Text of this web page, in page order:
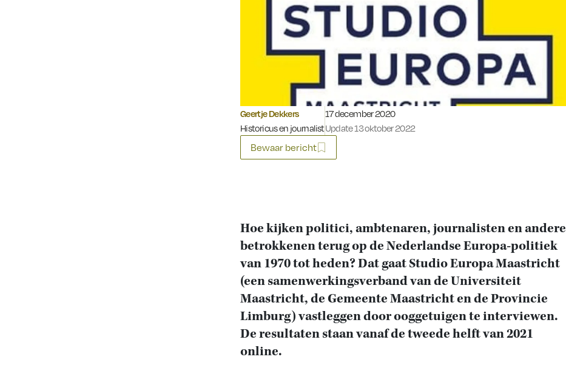
Geertje Dekkers
Historicus en journalist
Gepubliceerd op:
17 december 2020
Update 13 oktober 2022
Bewaar bericht
Hoe kijken politici, ambtenaren, journalisten en andere
betrokkenen terug op de Nederlandse Europa-politiek
van 1970 tot heden? Dat gaat Studio Europa Maastricht
(een samenwerkingsverband van de Universiteit
Maastricht, de Gemeente Maastricht en de Provincie
Limburg) vastleggen door ooggetuigen te interviewen.
De resultaten staan vanaf de tweede helft van 2021
online.